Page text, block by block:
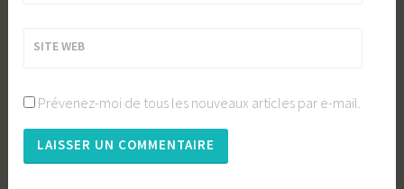
SITE WEB
Prévenez-moi de tous les nouveaux articles par e-mail.